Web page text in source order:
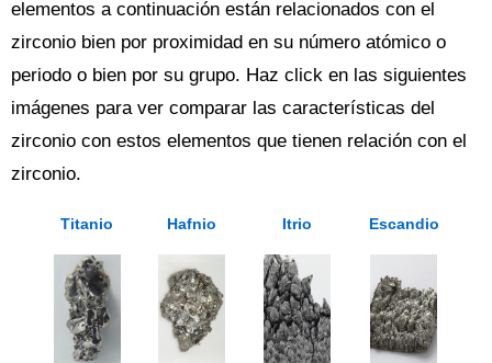
elementos a continuación están relacionados con el
zirconio bien por proximidad en su número atómico o
periodo o bien por su grupo. Haz click en las siguientes
imágenes para ver comparar las características del
zirconio con estos elementos que tienen relación con el
zirconio.
Titanio Hafnio Itrio Escandio